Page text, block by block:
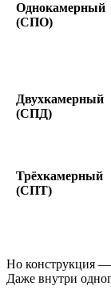
Однокамерный
(СПО)
Двухкамерный
(СПД)
Трёхкамерный
(СПТ)
Но конструкция —
Даже внутри